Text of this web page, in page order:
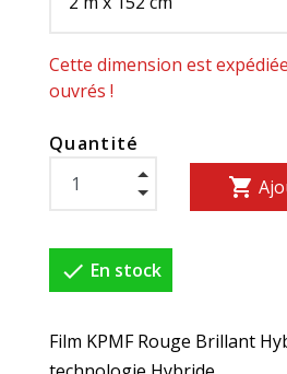
Cette dimension est
ouvrés !
Quantité
shopping_cart
 En stock
Film KPMF Rouge Brillant